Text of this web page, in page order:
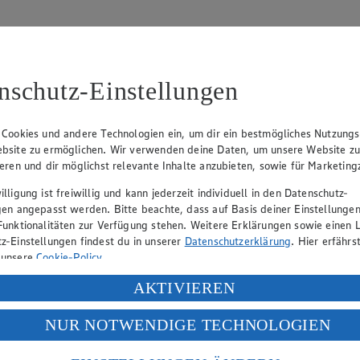
gewährt Ihnen jedoch das Recht, den auf dieser Website
und Vervielfältigung von Bildmaterial oder Grafiken aus
verantwortlich. Firma und Anschriften unserer
hin, dass wir nicht an einem Streitbeilegungsverfahren vor einer
Einstellungen
und andere Technologien ein, um dir ein bestmögliches
zu ermöglichen. Wir verwenden deine Daten, um unsere Website zu
und dir möglichst relevante Inhalte anzubieten, sowie für
ist freiwillig und kann jederzeit individuell in den Datenschutz-
angepasst werden. Bitte beachte, dass auf Basis deiner
zur Verfügung stehen. Weitere Erklärungen sowie einen
Einstellungen findest du in unserer Datenschutzerklärung. Hier
Cookie-Policy.
deiner personenbezogenen Daten in den USA durch Facebook und
„Aktivieren“ klickst, willigst du im Sinne des Art. 49 Abs. 1 Satz 1 lit.
Daten in den USA verarbeitet werden. Der EuGH sieht die USA als
europäischen Standards nicht angemessenen Datenschutzniveau an. Es
AKTIVIEREN
NUR NOTWENDIGE TECHNOLOGIEN